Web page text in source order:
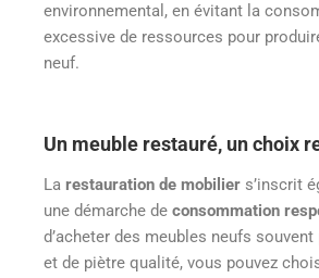
environnemental, en évitant la
excessive de ressources pour
neuf.
Un meuble restauré, un choix
La restauration de mobilier s’inscrit
une démarche de consommation
d’acheter des meubles neufs
et de piètre qualité, vous pouvez